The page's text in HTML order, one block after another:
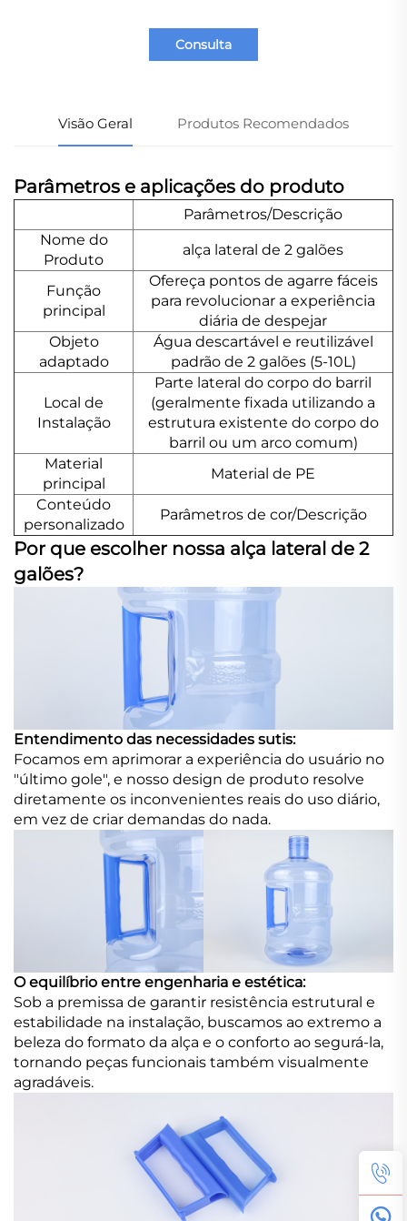
Consulta
Visão Geral Produtos Recomendados
Parâmetros e aplicações do produto
Parâmetros/Descrição
Nome do
Produto
alça lateral de 2 galões
Função
principal
Ofereça pontos de agarre fáceis
para revolucionar a experiência
diária de despejar
Objeto
adaptado
Água descartável e reutilizável
padrão de 2 galões (5-10L)
Local de
Instalação
Parte lateral do corpo do barril
(geralmente fixada utilizando a
estrutura existente do corpo do
barril ou um arco comum)
Material
principal
Material de PE
Conteúdo
personalizado
Parâmetros de cor/Descrição
Por que escolher nossa alça lateral de 2
galões?
Entendimento das necessidades sutis:
Focamos em aprimorar a experiência do usuário no
"último gole", e nosso design de produto resolve
diretamente os inconvenientes reais do uso diário,
em vez de criar demandas do nada.
O equilíbrio entre engenharia e estética:
Sob a premissa de garantir resistência estrutural e
estabilidade na instalação, buscamos ao extremo a
beleza do formato da alça e o conforto ao segurá-la,
tornando peças funcionais também visualmente
agradáveis.